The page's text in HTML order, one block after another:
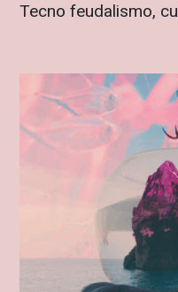
Tecno feudalismo,